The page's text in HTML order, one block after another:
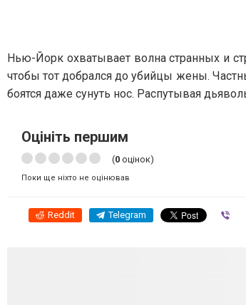
Нью-Йорк охватывает волна странных и
чтобы тот добрался до убийцы жены.
боятся даже сунуть нос. Распутывая
Оцініть першим
(0 оцінок)
Поки ще ніхто не оцінював
Reddit Telegram